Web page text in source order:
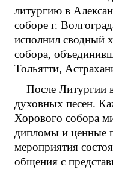
литургию в
соборе г.
исполнил сводный
собора,
Тольятти,
После Литургии
духовных песен.
Хорового собора
дипломы и ценные
мероприятия
общения с